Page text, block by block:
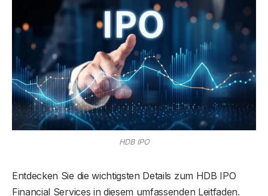
HDB IPO
Entdecken Sie die wichtigsten Details zum HDB IPO
Financial Services in diesem umfassenden Leitfaden.